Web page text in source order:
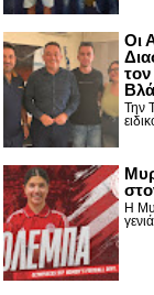
Οι
Την
Η